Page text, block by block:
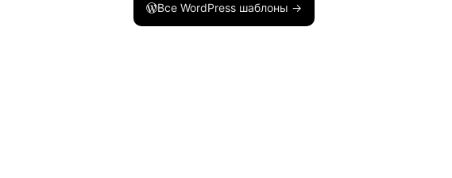
Все WordPress шаблоны →